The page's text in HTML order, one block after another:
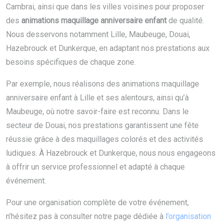
Cambrai, ainsi que dans les villes voisines pour proposer
des animations maquillage anniversaire enfantde qualité.
Nous desservons notamment Lille, Maubeuge, Douai,
Hazebrouck et Dunkerque, en adaptant nos prestations aux
besoins spécifiques de chaque zone.
Par exemple, nous réalisons des animations maquillage
anniversaire enfant à Lille et ses alentours, ainsi qu’à
Maubeuge, où notre savoir-faire est reconnu. Dans le
secteur de Douai, nos prestations garantissent une fête
réussie grâce à des maquillages colorés et des activités
ludiques. À Hazebrouck et Dunkerque, nous nous engageons
à offrir un service professionnel et adapté à chaque
événement.
Pour une organisation complète de votre événement,
n’hésitez pas à consulter notre page dédiée à l’organisation